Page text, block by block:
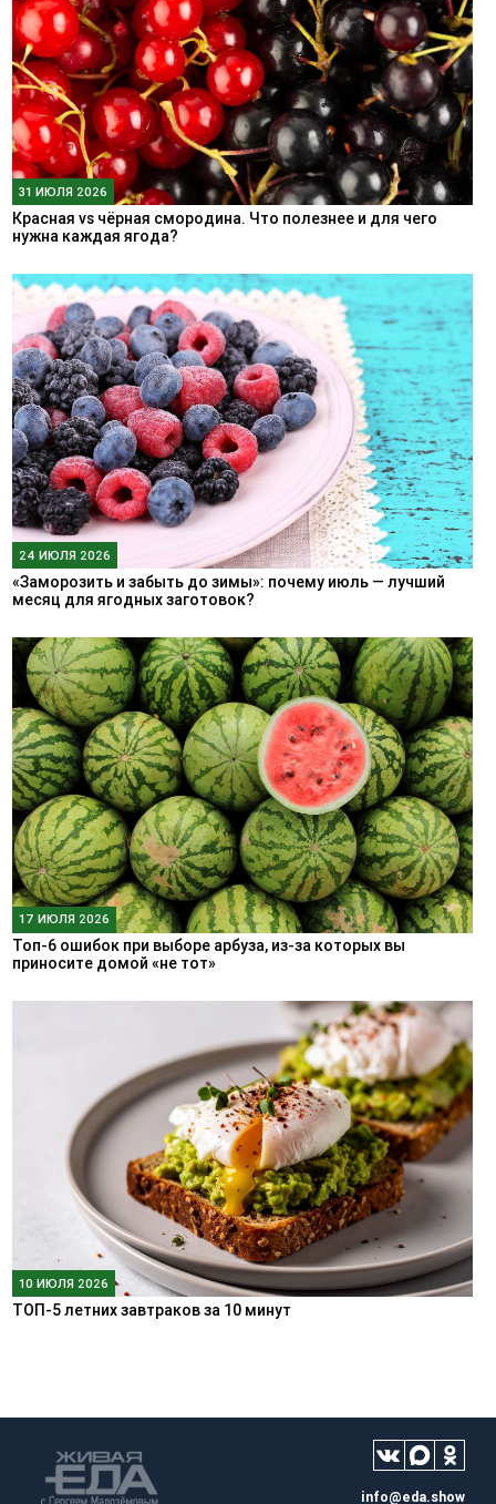
31 ИЮЛЯ 2026
Красная vs чёрная смородина. Что полезнее и для чего
нужна каждая ягода?
24 ИЮЛЯ 2026
«Заморозить и забыть до зимы»: почему июль — лучший
месяц для ягодных заготовок?
17 ИЮЛЯ 2026
Топ-6 ошибок при выборе арбуза, из-за которых вы
приносите домой «не тот»
10 ИЮЛЯ 2026
ТОП-5 летних завтраков за 10 минут
info@eda.show